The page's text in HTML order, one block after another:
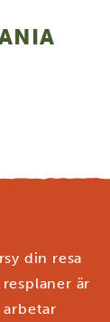
din resa
är
arbetar